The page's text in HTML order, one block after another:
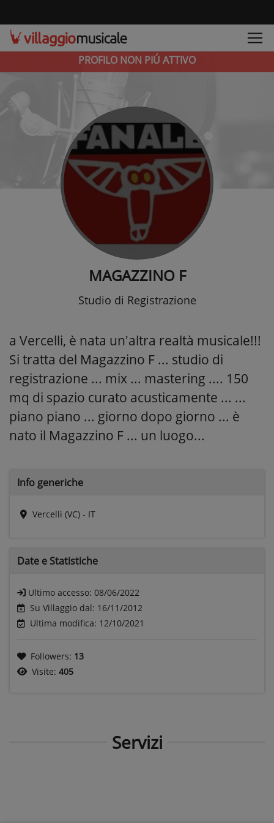
PROFILO NON PIÚ ATTIVO
MAGAZZINO F
Studio di Registrazione
a Vercelli, è nata un'altra realtà musicale!!!
Si tratta del Magazzino F ... studio di
registrazione ... mix ... mastering .... 150
mq di spazio curato acusticamente ... ...
piano piano ... giorno dopo giorno ... è
nato il Magazzino F ... un luogo...
Info generiche
Vercelli (VC) - IT
Date e Statistiche
Ultimo accesso: 08/06/2022
Su Villaggio dal: 16/11/2012
Ultima modifica: 12/10/2021
Followers: 13
Visite: 405
Servizi